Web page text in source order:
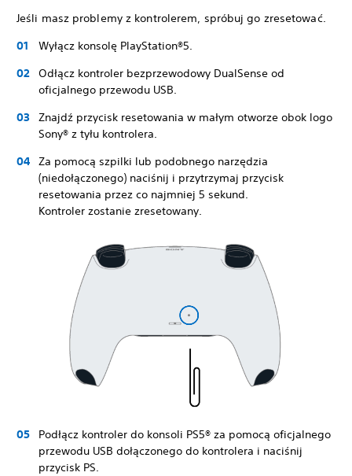
Jeśli masz problemy z kontrolerem, spróbuj go zresetować.
Wyłącz konsolę PlayStation®5.
Odłącz kontroler bezprzewodowy DualSense od
oficjalnego przewodu USB.
Znajdź przycisk resetowania w małym otworze obok logo
Sony® z tyłu kontrolera.
Za pomocą szpilki lub podobnego narzędzia
(niedołączonego) naciśnij i przytrzymaj przycisk
resetowania przez co najmniej 5 sekund.
Kontroler zostanie zresetowany.
Podłącz kontroler do konsoli PS5® za pomocą oficjalnego
przewodu USB dołączonego do kontrolera i naciśnij
przycisk PS.